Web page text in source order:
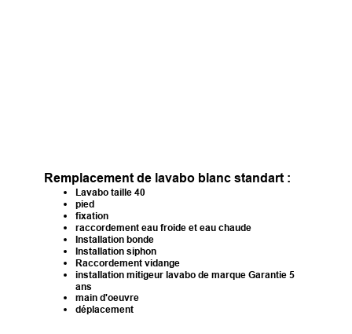
Remplacement de lavabo blanc standart :
Lavabo taille 40
pied
fixation
raccordement eau froide et eau chaude
Installation bonde
Installation siphon
Raccordement vidange
installation mitigeur lavabo de marque Garantie 5
ans
main d'oeuvre
déplacement